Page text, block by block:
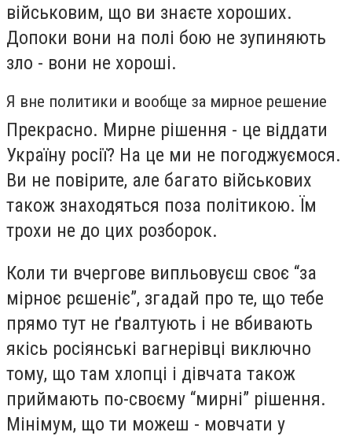
військовим, що ви знаєте хороших.
Допоки вони на полі бою не зупиняють
зло - вони не хороші.
Я вне политики и вообще за мирное решение
Прекрасно. Мирне рішення - це віддати
Україну росії? На це ми не погоджуємося.
Ви не повірите, але багато військових
також знаходяться поза політикою. Їм
трохи не до цих розборок.
Коли ти вчергове випльовуєш своє “за
мірноє рєшеніє”, згадай про те, що тебе
прямо тут не ґвалтують і не вбивають
якісь росіянські вагнерівці виключно
тому, що там хлопці і дівчата також
приймають по-своєму “мирні” рішення.
Мінімум, що ти можеш - мовчати у